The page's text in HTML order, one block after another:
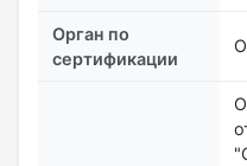
Орган по
сертификации